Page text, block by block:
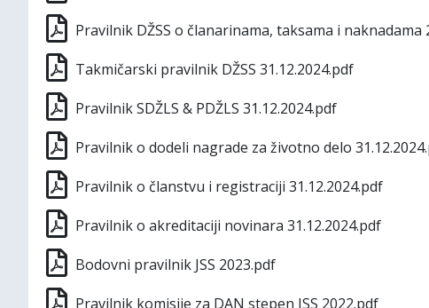
Pravilnik DŽSS o članarinama, taksama i naknadama
Takmičarski pravilnik DŽSS 31.12.2024.pdf
Pravilnik SDŽLS & PDŽLS 31.12.2024.pdf
Pravilnik o dodeli nagrade za životno delo
Pravilnik o članstvu i registraciji 31.12.2024.pdf
Pravilnik o akreditaciji novinara 31.12.2024.pdf
Bodovni pravilnik JSS 2023.pdf
Pravilnik komisije za DAN stepen JSS 2022.pdf